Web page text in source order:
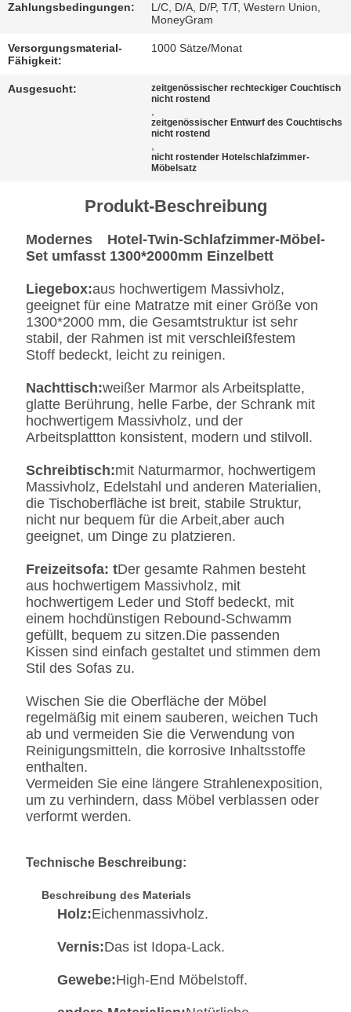
Zahlungsbedingungen:
L/C, D/A, D/P, T/T, Western Union,
MoneyGram
Versorgungsmaterial-
Fähigkeit:
1000 Sätze/Monat
Ausgesucht:
zeitgenössischer rechteckiger Couchtisch
nicht rostend
zeitgenössischer Entwurf des Couchtischs
nicht rostend
nicht rostender Hotelschlafzimmer-
Möbelsatz
Produkt-Beschreibung
Modernes Hotel-Twin-Schlafzimmer-Möbel-
Set umfasst 1300*2000mm Einzelbett
Liegebox:aus hochwertigem Massivholz,
geeignet für eine Matratze mit einer Größe von
1300*2000 mm, die Gesamtstruktur ist sehr
stabil, der Rahmen ist mit verschleißfestem
Stoff bedeckt, leicht zu reinigen.
Nachttisch:weißer Marmor als Arbeitsplatte,
glatte Berührung, helle Farbe, der Schrank mit
hochwertigem Massivholz, und der
Arbeitsplattton konsistent, modern und stilvoll.
Schreibtisch:mit Naturmarmor, hochwertigem
Massivholz, Edelstahl und anderen Materialien,
die Tischoberfläche ist breit, stabile Struktur,
nicht nur bequem für die Arbeit,aber auch
geeignet, um Dinge zu platzieren.
Freizeitsofa: tDer gesamte Rahmen besteht
aus hochwertigem Massivholz, mit
hochwertigem Leder und Stoff bedeckt, mit
einem hochdünstigen Rebound-Schwamm
gefüllt, bequem zu sitzen.Die passenden
Kissen sind einfach gestaltet und stimmen dem
Stil des Sofas zu.
Wischen Sie die Oberfläche der Möbel
regelmäßig mit einem sauberen, weichen Tuch
ab und vermeiden Sie die Verwendung von
Reinigungsmitteln, die korrosive Inhaltsstoffe
enthalten.
Vermeiden Sie eine längere Strahlenexposition,
um zu verhindern, dass Möbel verblassen oder
verformt werden.
Technische Beschreibung:
Beschreibung des Materials
Holz:Eichenmassivholz.
Vernis:Das ist Idopa-Lack.
Gewebe:High-End Möbelstoff.